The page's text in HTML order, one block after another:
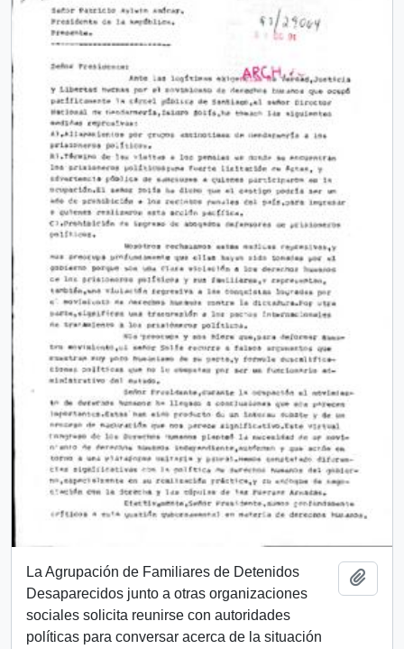
La Agrupación de Familiares de Detenidos
Desaparecidos junto a otras organizaciones
sociales solicita reunirse con autoridades
políticas para conversar acerca de la situación